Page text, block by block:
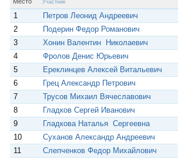
n
i
k
i
Место Участник
1 Петров Леонид Андреевич
2
Подерин Федор Романович
3
Хонин Валентин Николаевич
4
Фролов Денис Юрьевич
5
Ереклинцев Алексей Витальевич
6
Грец Александр Петрович
7
Трусов Михаил Вячеславович
8
Гладков Сергей Иванович
9
Гладкова Наталья Сергеевна
10
Суханов Александр Андреевич
11
Слепченков Федор Михайлович